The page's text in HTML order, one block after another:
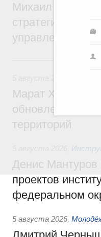
Михаил
стратегической
управления
Марат
обновлено в
территорий
Денис Мантуров
проектов
федеральном
5 августа 2026,